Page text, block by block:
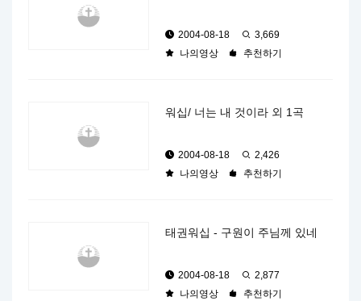
2004-08-18
3,669
나의영상
추천하기
워십/ 너는 내 것이라 외 1곡
2004-08-18
2,426
나의영상
추천하기
태권워십 - 구원이 주님께 있네
2004-08-18
2,877
나의영상
추천하기